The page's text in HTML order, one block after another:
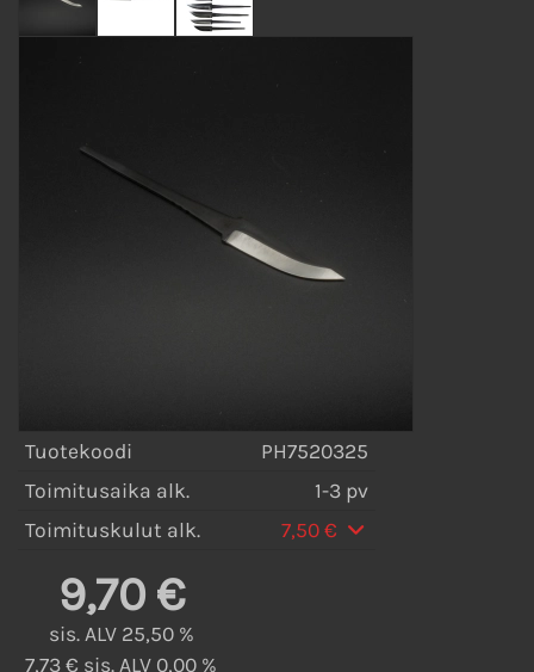
Tuotekoodi
PH7520325
Toimitusaika alk.
1-3 pv
Toimituskulut alk.
7,50 €
9,70 €
sis. ALV 25,50 %
7,73 € sis. ALV 0,00 %